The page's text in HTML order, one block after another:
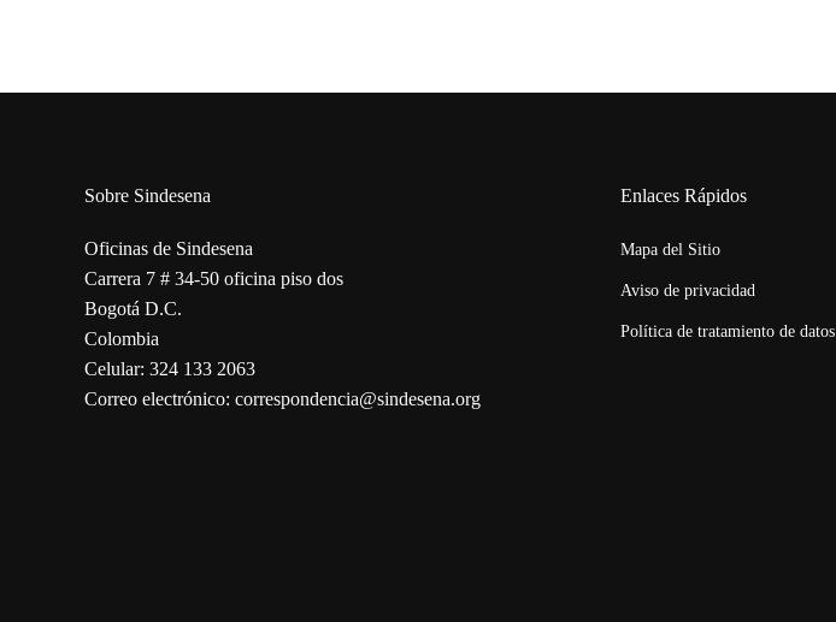
Sobre Sindesena
Oficinas de Sindesena
Carrera 7 # 34-50 oficina piso dos
Bogotá D.C.
Colombia
Celular: 324 133 2063
Correo electrónico: correspondencia@sindesena.org
Enlaces Rápidos
Mapa del Sitio
Aviso de privacidad
Política de tratamiento de datos